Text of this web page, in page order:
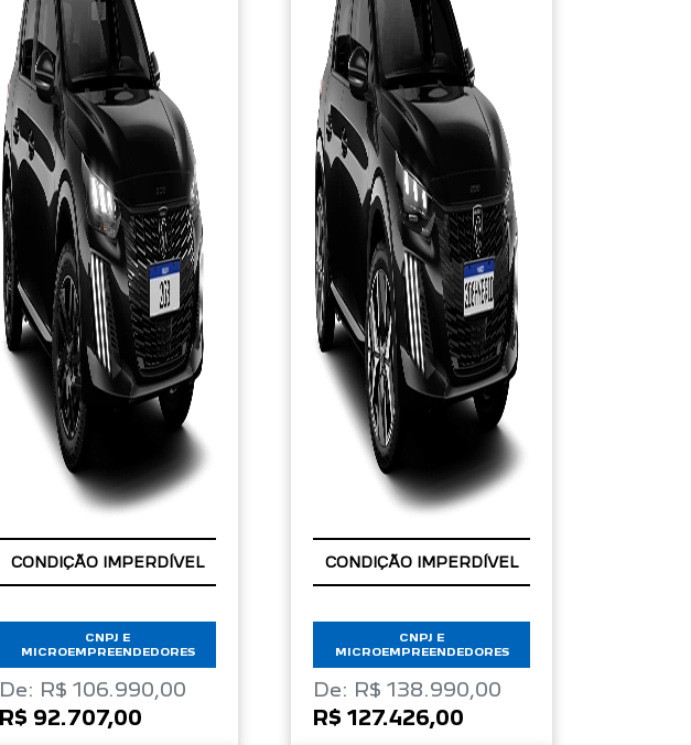
CONDIÇÃO IMPERDÍVEL
CNPJ E
MICROEMPREENDEDORES
De: R$ 106.990,00
R$ 92.707,00
CONDIÇÃO IMPERDÍVEL
CNPJ E
MICROEMPREENDEDORES
De: R$ 138.990,00
R$ 127.426,00